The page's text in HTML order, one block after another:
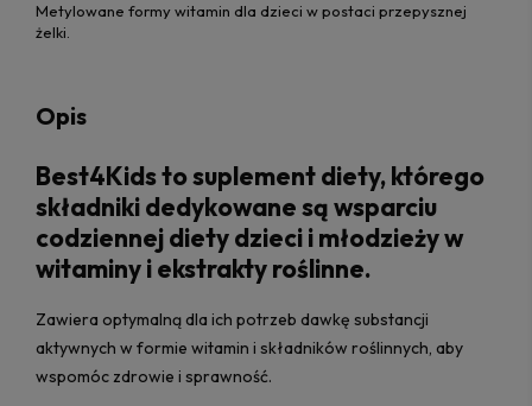
Metylowane formy witamin dla dzieci w postaci przepysznej
żelki.
Opis
Best4Kids to suplement diety, którego
składniki dedykowane są wsparciu
codziennej diety dzieci i młodzieży w
witaminy i ekstrakty roślinne.
Zawiera optymalną dla ich potrzeb dawkę substancji
aktywnych w formie witamin i składników roślinnych, aby
wspomóc zdrowie i sprawność.